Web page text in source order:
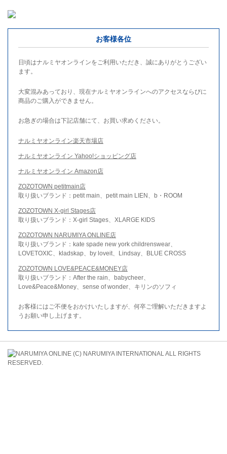
お客様各位
日頃はナルミヤオンラインをご利用いただき、誠にありがとうござい
ます。
大変混みあっており、現在ナルミヤオンラインへのアクセスならびに
商品のご購入ができません。
お急ぎの場合は下記店舗にて、お買い求めください。
ナルミヤオンライン楽天市場店
ナルミヤオンライン Yahoo!ショッピング店
ナルミヤオンライン Amazon店
ZOZOTOWN petitmain店
取り扱いブランド：petit main、petit main LIEN、b・ROOM
ZOZOTOWN X-girl Stages店
取り扱いブランド：X-girl Stages、XLARGE KIDS
ZOZOTOWN NARUMIYA ONLINE店
取り扱いブランド：kate spade new york childrenswear、
LOVETOXIC、kladskap、by loveit、Lindsay、BLUE CROSS
ZOZOTOWN LOVE&PEACE&MONEY店
取り扱いブランド：After the rain、babycheer、
Love&Peace&Money、sense of wonder、キリンのソフィ
お客様にはご不便をおかけいたしますが、何卒ご理解いただきますよ
うお願い申し上げます。